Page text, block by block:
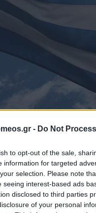
- Do Not
to opt-out of the sale,
information for targeted
selection. Please note
seeing interest-based ads
disclosed to third parties
of your personal
Το πρόγραμμα εορτασμού της
Εκδηλώσεις Κοζάνη